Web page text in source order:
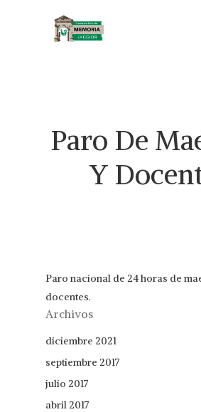
Paro De
Y
Paro nacional de 24 horas de
docentes.
Archivos
diciembre 2021
septiembre 2017
julio 2017
abril 2017